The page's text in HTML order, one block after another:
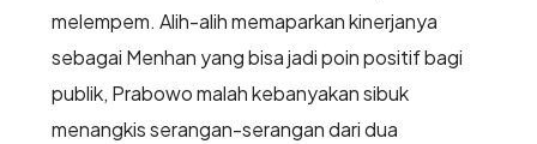
melempem. Alih-alih memaparkan kinerjanya
sebagai Menhan yang bisa jadi poin positif bagi
publik, Prabowo malah kebanyakan sibuk
menangkis serangan-serangan dari dua